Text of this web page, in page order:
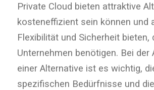
Private Cloud bieten attraktive
kosteneffizient sein können und
Flexibilität und Sicherheit bieten,
Unternehmen benötigen. Bei der
einer Alternative ist es wichtig,
spezifischen Bedürfnisse und